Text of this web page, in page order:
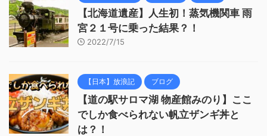
【北海道遺産】人生初！蒸気機関車 雨
宮２１号に乗った結果？！
2022/7/15
【日本】放浪記 ブログ
【道の駅サロマ湖 物産館みのり】ここ
でしか食べられない帆立ザンギ丼と
は？！